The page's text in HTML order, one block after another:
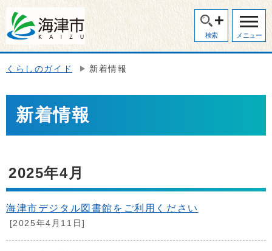
検索 メニュー
くらしのガイド 新着情報
新着情報
2025年4月
海津市デジタル図書館をご利用ください
[2025年4月11日]